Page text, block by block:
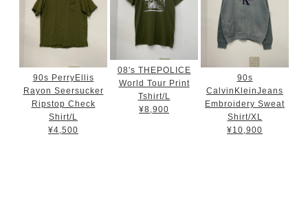
90s PerryEllis
Rayon Seersucker
Ripstop Check
Shirt/L
¥4,500
08's THEPOLICE
World Tour Print
Tshirt/L
¥8,900
90s
CalvinKleinJeans
Embroidery Sweat
Shirt/XL
¥10,900